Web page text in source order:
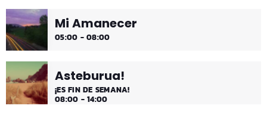
Mi Amanecer
05:00 - 08:00
Asteburua!
¡ES FIN DE SEMANA!
08:00 - 14:00